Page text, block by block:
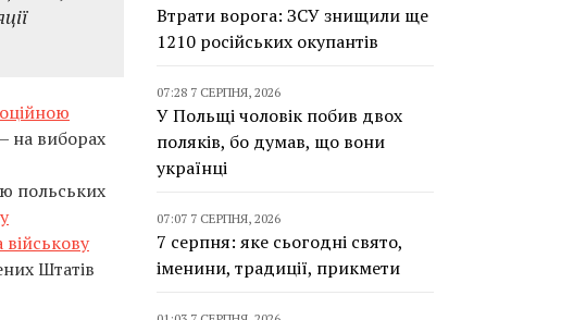
на виборах
польських
Штатів
Втрати ворога: ЗСУ знищили ще
1210 російських окупантів
07:28 7 СЕРПНЯ, 2026
У Польщі чоловік побив двох
поляків, бо думав, що вони
українці
07:07 7 СЕРПНЯ, 2026
7 серпня: яке сьогодні свято,
іменини, традиції, прикмети